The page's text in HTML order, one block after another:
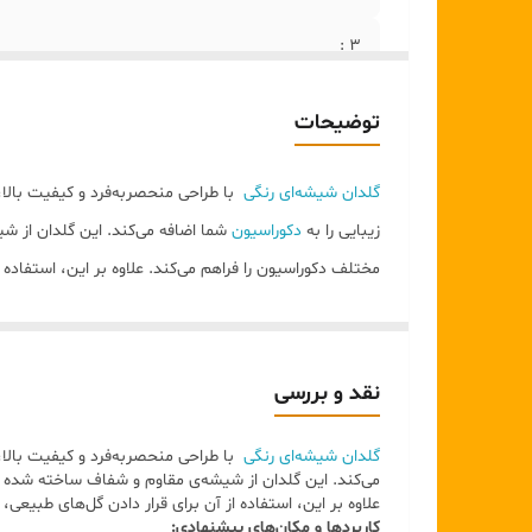
۳ :
توضیحات
گلدان شیشه‌ای رنگی با طراحی منحصربه‌فرد و کیفیت
زیبایی را به دکوراسیون شما اضافه می‌کند. این گلدان
مختلف دکوراسیون را فراهم می‌کند. علاوه بر این،
نقد و بررسی
گلدان شیشه‌ای رنگی با طراحی منحصربه‌فرد و کیفیت
می‌کند. این گلدان از شیشه‌ی مقاوم و شفاف ساخته
علاوه بر این، استفاده از آن برای قرار دادن گل‌های